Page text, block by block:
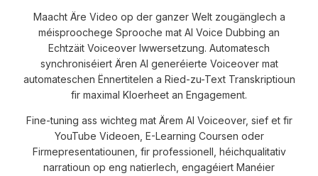
Maacht Äre Video op der ganzer Welt zougänglech a
méisproochege Sprooche mat AI Voice Dubbing an
Echtzäit Voiceover Iwwersetzung. Automatesch
synchroniséiert Ären AI generéierte Voiceover mat
automateschen Ënnertitelen a Ried-zu-Text Transkriptioun
fir maximal Kloerheet an Engagement.
Fine-tuning ass wichteg mat Ärem AI Voiceover, sief et fir
YouTube Videoen, E-Learning Coursen oder
Firmepresentatiounen, fir professionell, héichqualitativ
narratioun op eng natierlech, engagéiert Manéier